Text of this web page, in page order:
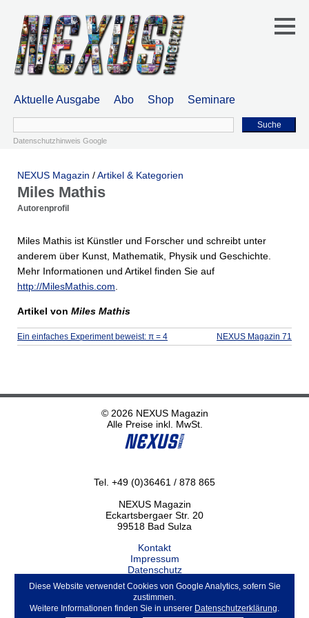
Aktuelle Ausgabe Abo Shop Seminare
Suche
Datenschutzhinweis Google
NEXUS Magazin /Artikel & Kategorien
Miles Mathis
Autorenprofil
Miles Mathis ist Künstler und Forscher und schreibt unter
anderem über Kunst, Mathematik, Physik und Geschichte.
Mehr Informationen und Artikel finden Sie auf
http://MilesMathis.com
Artikel von Miles Mathis
Ein einfaches Experiment beweist: π = 4 NEXUS Magazin 71
© 2026 NEXUS Magazin
Alle Preise inkl. MwSt.
Tel. +49 (0)36461 / 878 865
NEXUS Magazin
Eckartsbergaer Str. 20
99518 Bad Sulza
Kontakt
Impressum
Datenschutz
Haftungsausschluss
ABO kündigen
Diese Website verwendet Cookies von Google Analytics, sofern Sie
zustimmen.
Weitere Informationen finden Sie in unserer Datenschutzerklärung.